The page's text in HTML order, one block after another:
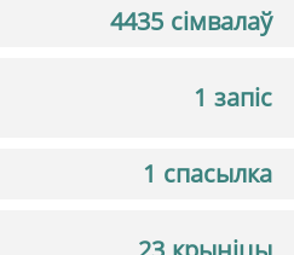
4435 сімвалаў
1 запіс
1 спасылка